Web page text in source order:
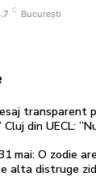
C București
transparent
Cluj din UECL:
mai: O zodie
alta distruge